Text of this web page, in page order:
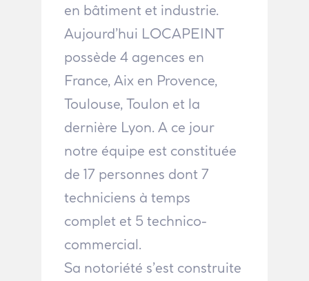
en bâtiment et industrie.
Aujourd’hui LOCAPEINT
possède 4 agences en
France, Aix en Provence,
Toulouse, Toulon et la
dernière Lyon. A ce jour
notre équipe est constituée
de 17 personnes dont 7
techniciens à temps
complet et 5 technico-
commercial.
Sa notoriété s’est construite